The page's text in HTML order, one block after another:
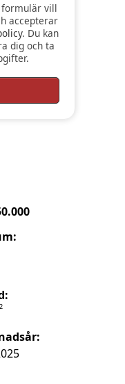
accepterar
. Du kan
dig och ta
2